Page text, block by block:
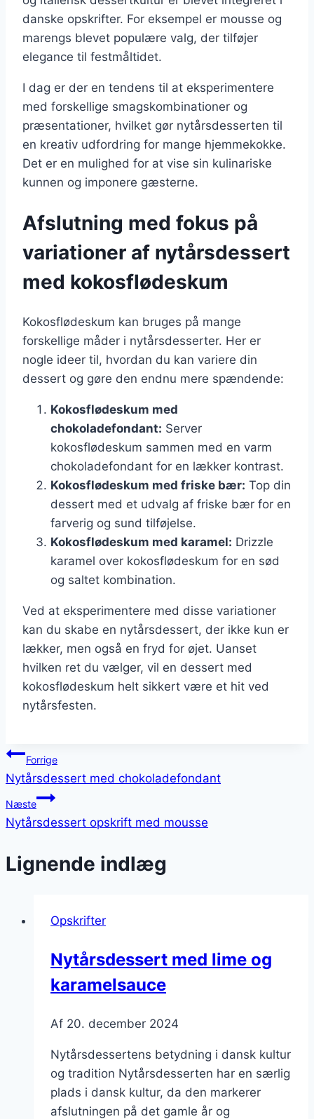
danske opskrifter. For eksempel er mousse og
marengs blevet populære valg, der tilføjer
elegance til festmåltidet.
I dag er der en tendens til at eksperimentere
med forskellige smagskombinationer og
præsentationer, hvilket gør nytårsdesserten til
en kreativ udfordring for mange hjemmekokke.
Det er en mulighed for at vise sin kulinariske
kunnen og imponere gæsterne.
Afslutning med fokus på
variationer af nytårsdessert
med kokosflødeskum
Kokosflødeskum kan bruges på mange
forskellige måder i nytårsdesserter. Her er
nogle ideer til, hvordan du kan variere din
dessert og gøre den endnu mere spændende:
Kokosflødeskum med
chokoladefondant: Server
kokosflødeskum sammen med en varm
chokoladefondant for en lækker kontrast.
Kokosflødeskum med friske bær: Top din
dessert med et udvalg af friske bær for en
farverig og sund tilføjelse.
Kokosflødeskum med karamel: Drizzle
karamel over kokosflødeskum for en sød
og saltet kombination.
Ved at eksperimentere med disse variationer
kan du skabe en nytårsdessert, der ikke kun er
lækker, men også en fryd for øjet. Uanset
hvilken ret du vælger, vil en dessert med
kokosflødeskum helt sikkert være et hit ved
nytårsfesten.
Indlægsnavigation
Forrige
Nytårsdessert med chokoladefondant
Næste
Nytårsdessert opskrift med mousse
Lignende indlæg
Opskrifter
Nytårsdessert med lime og
karamelsauce
Af 20. december 2024
Nytårsdessertens betydning i dansk kultur
og tradition Nytårsdesserten har en særlig
plads i dansk kultur, da den markerer
afslutningen på det gamle år og